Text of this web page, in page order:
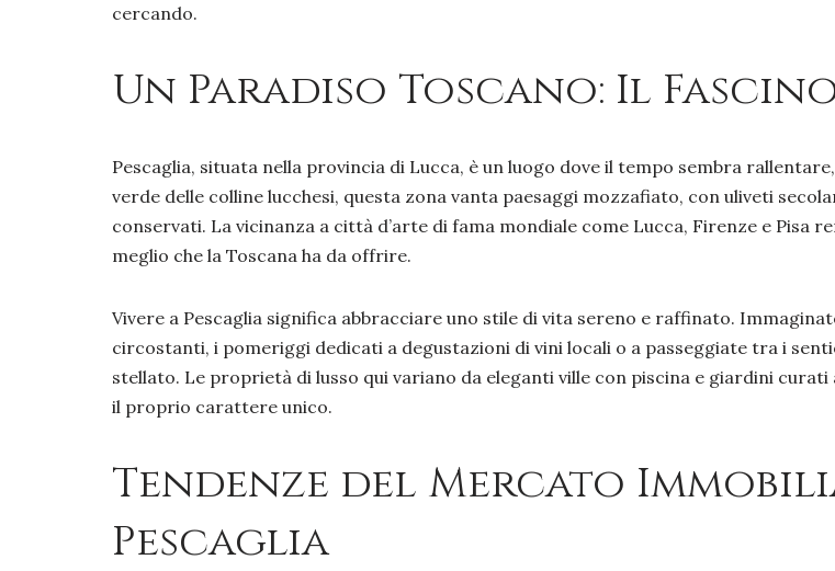
cercando.
Un Paradiso Toscano: Il
Pescaglia, situata nella provincia di Lucca, è un luogo dove il tempo sembra
verde delle colline lucchesi, questa zona vanta paesaggi mozzafiato, con uliveti
conservati. La vicinanza a città d’arte di fama mondiale come Lucca, Firenze e Pisa
meglio che la Toscana ha da offrire.
Vivere a Pescaglia significa abbracciare uno stile di vita sereno e raffinato.
circostanti, i pomeriggi dedicati a degustazioni di vini locali o a passeggiate tra i
stellato. Le proprietà di lusso qui variano da eleganti ville con piscina e giardini
il proprio carattere unico.
Tendenze del Mercato
Pescaglia